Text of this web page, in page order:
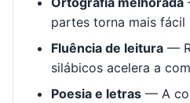
partes torna mais fácil
Fluência de leitura —
silábicos acelera a
Poesia e letras — A